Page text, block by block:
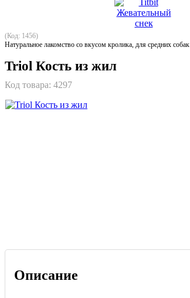
(Код: 1456)
Натуральное лакомство со вкусом кролика, для средних собак
Triol Кость из жил
Код товара: 4297
Описание